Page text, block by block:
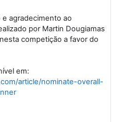
agradecimento ao
por Martin Dougiamas
competição a favor do
em:
article/nominate-overall-